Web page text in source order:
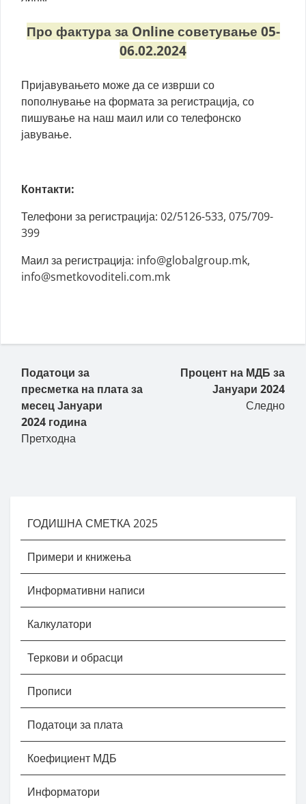
Про фактура за Online советување 05-
06.02.2024
Пријавувањето може да се изврши со
пополнување на формата за регистрација, со
пишување на наш маил или со телефонско
јавување.
Контакти:
Телефони за регистрација: 02/5126-533, 075/709-
399
Маил за регистрација: info@globalgroup.mk,
info@smetkovoditeli.com.mk
Пост навигација
Податоци за
пресметка на плата за
месец Јануари
2024 година
Претходна
Процент на МДБ за
Јануари 2024
Следно
ГОДИШНА СМЕТКА 2025
Примери и книжења
Информативни написи
Калкулатори
Теркови и обрасци
Прописи
Податоци за плата
Коефициент МДБ
Информатори